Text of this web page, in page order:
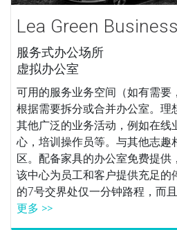
Lea Green
服务式办公场所
虚拟办公室
可用的服务业务空间（如有需要
根据需要拆分或合并办公室。理
其他广泛的业务活动，例如在线
心，培训操作员等。与其他志趣
区。配备家具的办公室免费提供
该中心为员工和客户提供充足的
的7号交界处仅一分钟路程，而
更多 >>